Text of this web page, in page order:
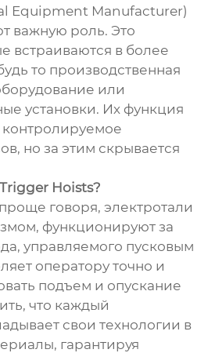
Equipment Manufacturer)
важную роль. Это
встраиваются в более
то производственная
или
установки. Их функция
контролируемое
но за этим скрывается
Hoists?
говоря, электротали
функционируют за
управляемого пусковым
оператору точно и
подъем и опускание
что каждый
свои технологии в
гарантируя